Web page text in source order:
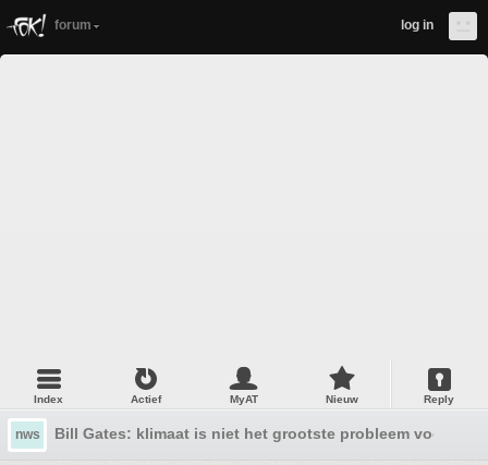
forum log in
Index Actief MyAT Nieuw Reply
nws Bill Gates: klimaat is niet het grootste probleem voor de